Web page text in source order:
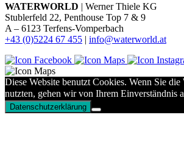
WATERWORLD | Werner Thiele KG
Stublerfeld 22, Penthouse Top 7 & 9
A – 6123 Terfens-Vomperbach
+43 (0)5224 67 455 | info@waterworld.at
Diese Website benutzt Cookies. Wenn Sie die
nutzten, gehen wir von Ihrem Einverständnis
Datenschutzerklärung